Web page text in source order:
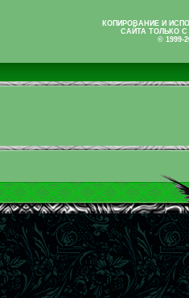
КОПИРОВАНИЕ И
САЙТА ТОЛЬКО
© 1999-